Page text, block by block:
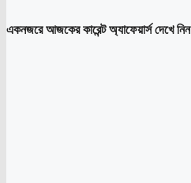
একনজরে আজকের কারেন্ট অ্যাফেয়ার্স দেখে নিন